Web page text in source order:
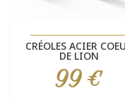
CRÉOLES ACIER
DE LION
Prix
99 €